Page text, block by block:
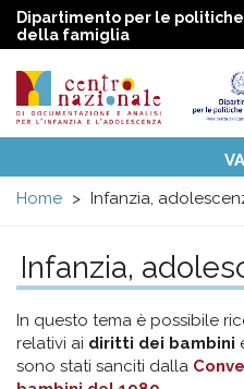
Dipartimento per le politiche
della famiglia
Centro
di
menu
Temi
Attività
Convenzione ONU
Home
Infanzia,
Infanzia,
In questo tema è possibile
relativi ai diritti dei bambini
sono stati sanciti dalla